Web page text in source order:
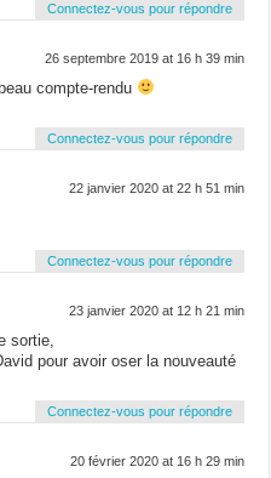
Connectez-vous pour répondre
26 septembre 2019 at 16 h 39 min
compte-rendu
Connectez-vous pour répondre
22 janvier 2020 at 22 h 51 min
Connectez-vous pour répondre
23 janvier 2020 at 12 h 21 min
sortie,
pour avoir oser la nouveauté
Connectez-vous pour répondre
20 février 2020 at 16 h 29 min